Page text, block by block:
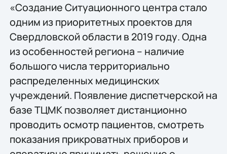
«Создание Ситуационного центра стало
одним из приоритетных проектов для
Свердловской области в 2019 году. Одна
из особенностей региона – наличие
большого числа территориально
распределенных медицинских
учреждений. Появление диспетчерской на
базе ТЦМК позволяет дистанционно
проводить осмотр пациентов, смотреть
показания прикроватных приборов и